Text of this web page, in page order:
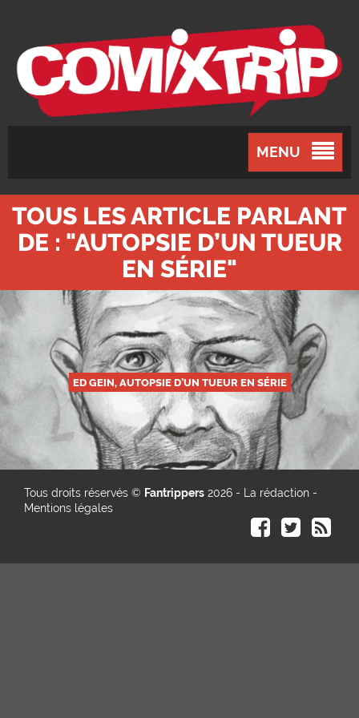
MENU
TOUS LES ARTICLE PARLANT
DE : "AUTOPSIE D’UN TUEUR
EN SÉRIE"
ED GEIN, AUTOPSIE D’UN TUEUR EN SÉRIE
Tous droits réservés © Fantrippers 2026 - La rédaction -
Mentions légales